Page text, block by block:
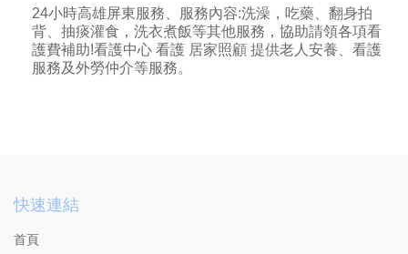
24小時高雄屏東服務、服務內容:洗澡，吃藥、翻身拍
背、抽痰灌食，洗衣煮飯等其他服務，協助請領各項看
護費補助!看護中心 看護 居家照顧 提供老人安養、看護
服務及外勞仲介等服務。
快速連結
首頁